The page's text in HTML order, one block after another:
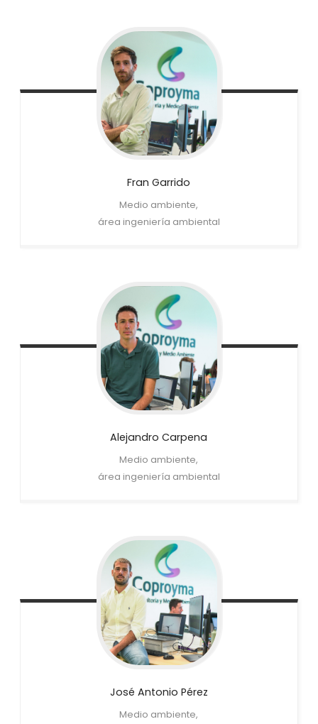
Fran Garrido
Medio ambiente,
área ingeniería ambiental
Alejandro Carpena
Medio ambiente,
área ingeniería ambiental
José Antonio Pérez
Medio ambiente,